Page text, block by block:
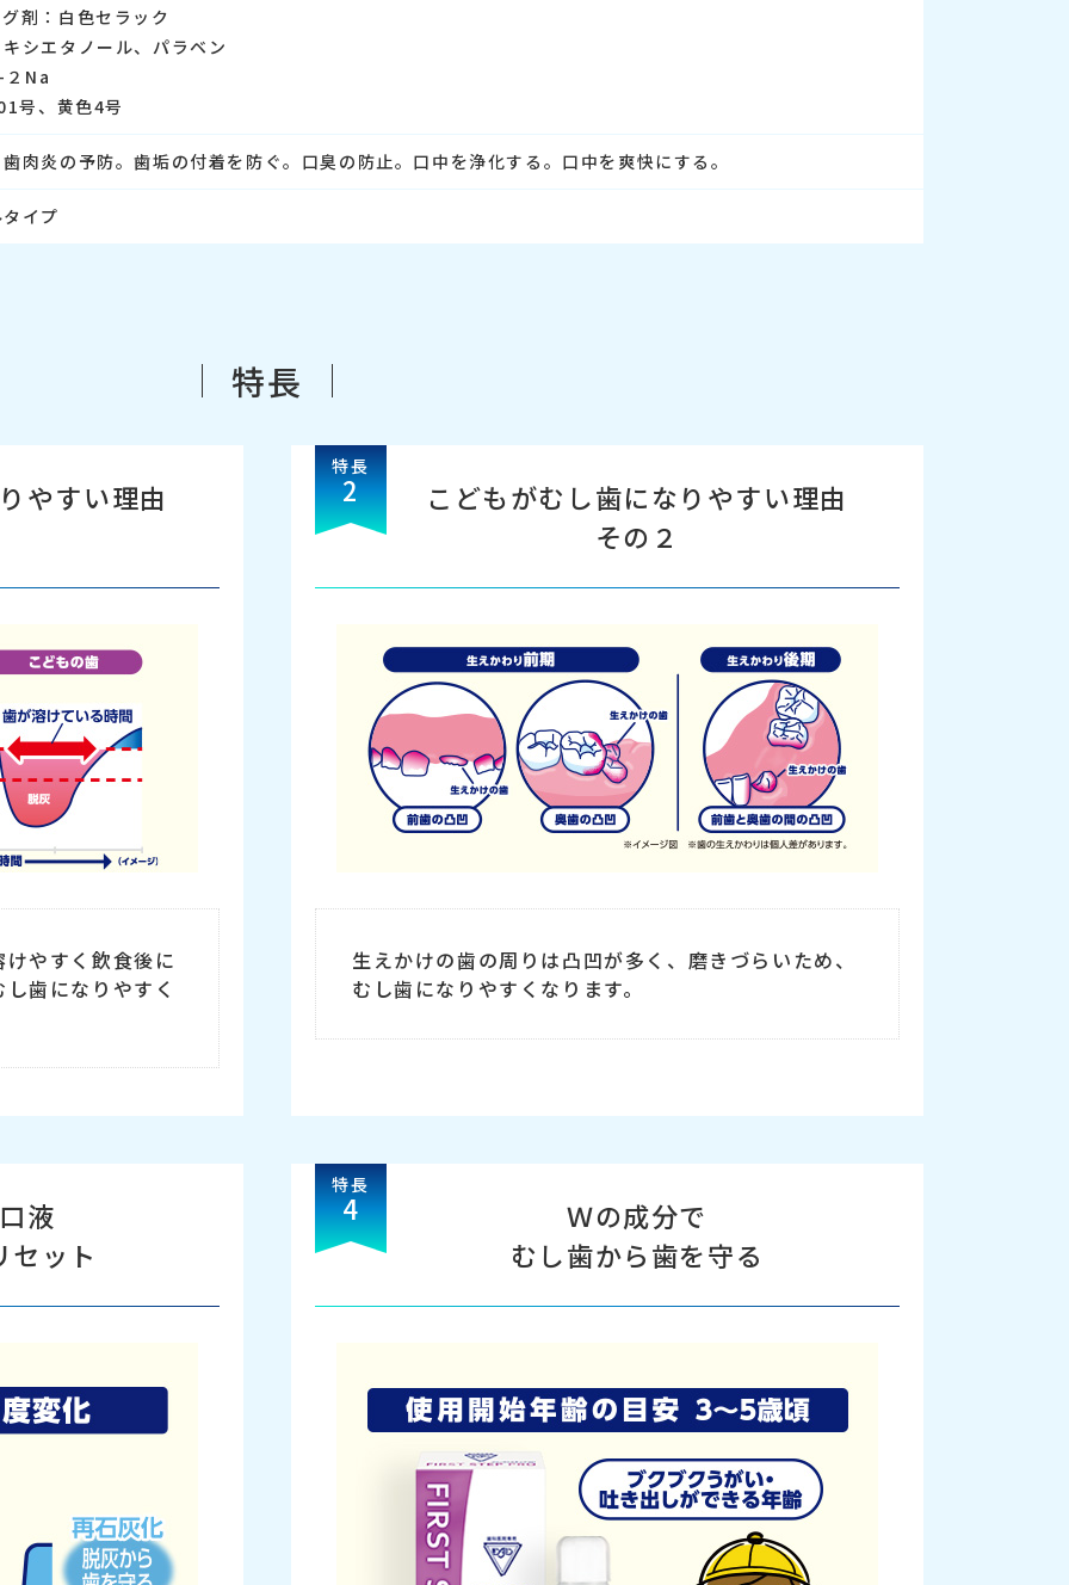
剤：白色セラック
シエタノール、パラベン
２Na
号、黄色4号
肉炎の予防。歯垢の付着を防ぐ。口臭の防止。口中を浄化する。口中を爽快にする。
イプ
特長
やすい理由
やすく飲食後に
歯になりやすく
特長
2
こどもがむし歯になりやすい理由
その２
生えかけの歯の周りは凸凹が多く、磨きづらいため、
むし歯になりやすくなります。
液
セット
特長
4
Ｗの成分で
むし歯から歯を守る